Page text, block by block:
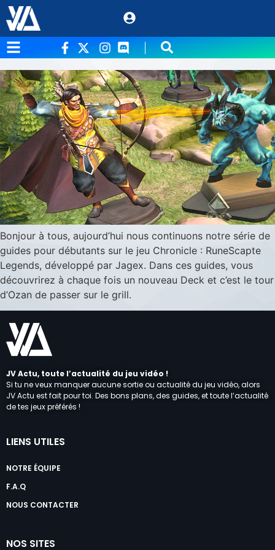
Étiquette : débutant
Chronicle : RuneScape Legends – Deck de
Base Ozan
Bonjour à tous, aujourd’hui nous continuons notre série de
guides pour débutants sur le jeu Chronicle : RuneScapte
Legends, développé par Jagex. Dans ces guides, vous
découvrirez à chaque fois un nouveau Deck et c’est le tour
d’Ozan de passer sur le grill.
JV Actu, toute l’actualité du jeu vidéo !
Si tu ne veux manquer aucune sortie ou actualité du jeu vidéo, alors
JV Actu est fait pour toi. Des bons plans, des guides, et toute l’actualité
de tes jeux préférés !
LIENS UTILES
NOTRE ÉQUIPE
F.A.Q
NOUS CONTACTER
NOS SITES